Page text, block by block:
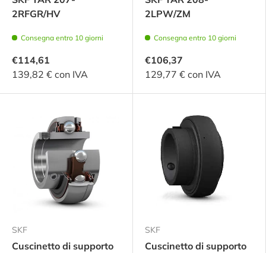
2RFGR/HV
Consegna entro 10 giorni
€114,61
139,82 € con IVA
2LPW/ZM
Consegna entro 10 giorni
€106,37
129,77 € con IVA
SKF
Cuscinetto di supporto
SKF
Cuscinetto di supporto